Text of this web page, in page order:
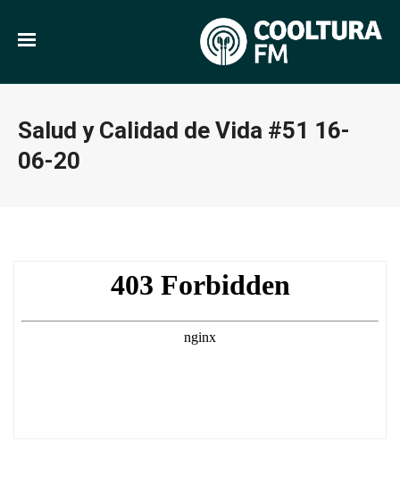
Salud y Calidad de Vida #51 16-
06-20